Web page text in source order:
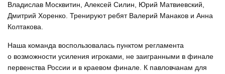
Владислав Москвитин, Алексей Силин, Юрий Матвиевский,
Дмитрий Хоренко. Тренируют ребят Валерий Манаков и Анна
Колтакова.
Наша команда воспользовалась пунктом регламента
о возможности усиления игроками, не заигранными в финале
первенства России и в краевом финале. К павловчанам для